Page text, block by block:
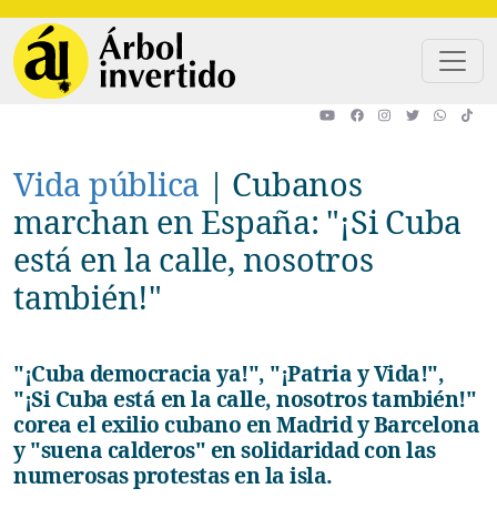
Vida pública | Cubanos
marchan en España: "¡Si Cuba
está en la calle, nosotros
también!"
"¡Cuba democracia ya!", "¡Patria y Vida!",
"¡Si Cuba está en la calle, nosotros también!"
corea el exilio cubano en Madrid y Barcelona
y "suena calderos" en solidaridad con las
numerosas protestas en la isla.